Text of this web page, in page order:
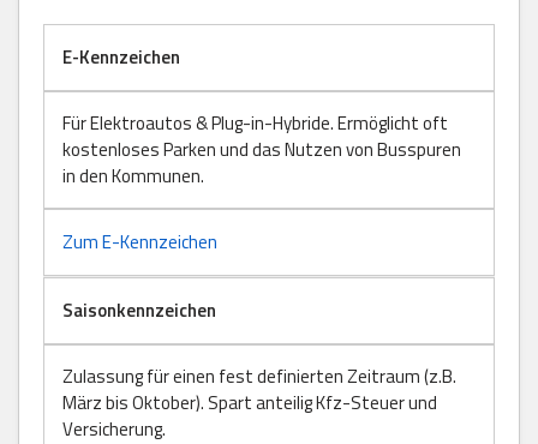
E-Kennzeichen
Für Elektroautos & Plug-in-Hybride. Ermöglicht oft
kostenloses Parken und das Nutzen von Busspuren
in den Kommunen.
Zum E-Kennzeichen
Saisonkennzeichen
Zulassung für einen fest definierten Zeitraum (z.B.
März bis Oktober). Spart anteilig Kfz-Steuer und
Versicherung.